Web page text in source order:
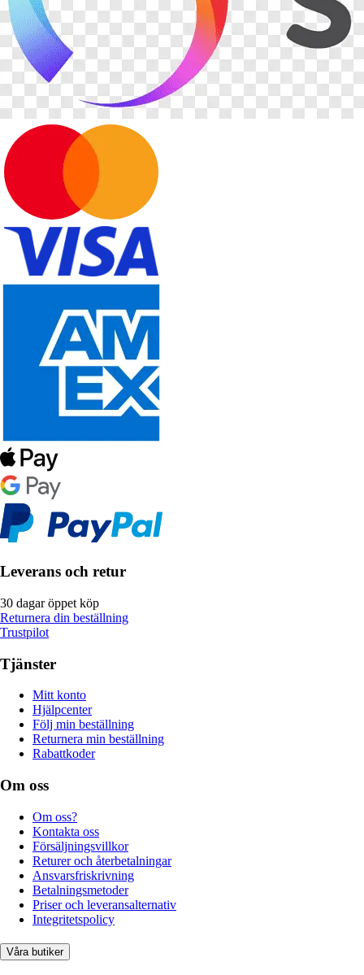
Leverans och retur
30 dagar öppet köp
Returnera din beställning
Trustpilot
Tjänster
Mitt konto
Hjälpcenter
Följ min beställning
Returnera min beställning
Rabattkoder
Om oss
Om oss?
Kontakta oss
Försäljningsvillkor
Returer och återbetalningar
Ansvarsfriskrivning
Betalningsmetoder
Priser och leveransalternativ
Integritetspolicy
Våra butiker